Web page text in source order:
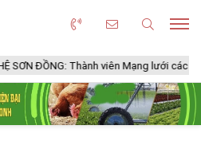
Thành viên Mạng lưới các Thành phố